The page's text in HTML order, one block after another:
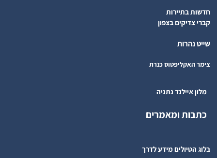
חדשות בתיירות
קברי צדיקים בצפון
שייט נהרות
צימר האקליפטוס כנרת
מלון איילנד נתניה
כתבות ומאמרים
בלוג הטיולים מידע לדרך